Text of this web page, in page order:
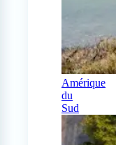
Amérique
du
Sud